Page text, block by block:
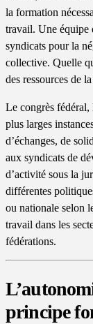
la formation
travail. Une équipe
syndicats pour la
collective. Quelle
des ressources de
Le congrès fédéral,
plus larges
d’échanges, de
aux syndicats de
d’activité sous la
différentes
ou nationale selon
travail dans les
fédérations.
principe